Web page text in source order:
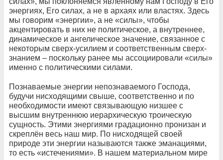
энергиях, Его силах, а не в архаях или властях. Здесь
мы говорим «энергии», а не «силы», чтобы
акцентировать в них не политическое, а внутреннее,
динамическое и ангелическое значение, связанное с
некоторым сверх-усилием и соответственным сверх-
знанием – поскольку ранее мы ассоциировали «силы»
именно с политическими силами.
Познаваемые энергии непознаваемого Господа,
будучи нисходящими свыше, соответственно и по
необходимости имеют связывающую низшее с
высшим внутреннюю иерархическую троическую
сущность. Этими энергиями градационно пронизан и
скреплён весь наш мир. По нисходящей своей
природе эти энергии называются также эманациями,
то есть «истечениями». В нашем материальном мире